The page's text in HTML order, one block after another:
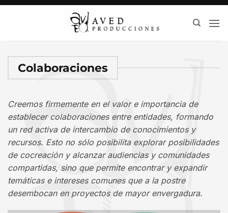
Colaboraciones
Creemos firmemente en el valor e importancia de
establecer colaboraciones entre entidades, formando
un red activa de intercambio de conocimientos y
recursos. Esto no sólo posibilita explorar posibilidades
de cocreación y alcanzar audiencias y comunidades
compartidas, sino que permite encontrar y expandir
temáticas e intereses comunes que a la postre
desembocan en proyectos de mayor envergadura.